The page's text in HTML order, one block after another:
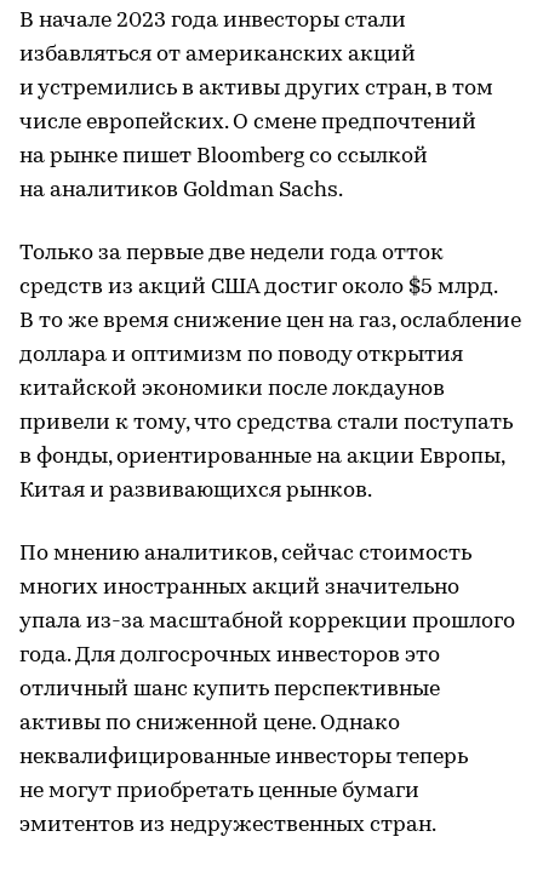
В начале 2023 года инвесторы стали
избавляться от американских акций
и устремились в активы других стран, в том
числе европейских. О смене предпочтений
на рынке пишет Bloomberg со ссылкой
на аналитиков Goldman Sachs.
Только за первые две недели года отток
средств из акций США достиг около $5 млрд.
В то же время снижение цен на газ, ослабление
доллара и оптимизм по поводу открытия
китайской экономики после локдаунов
привели к тому, что средства стали поступать
в фонды, ориентированные на акции Европы,
Китая и развивающихся рынков.
По мнению аналитиков, сейчас стоимость
многих иностранных акций значительно
упала из-за масштабной коррекции прошлого
года. Для долгосрочных инвесторов это
отличный шанс купить перспективные
активы по сниженной цене. Однако
неквалифицированные инвесторы теперь
не могут приобретать ценные бумаги
эмитентов из недружественных стран.